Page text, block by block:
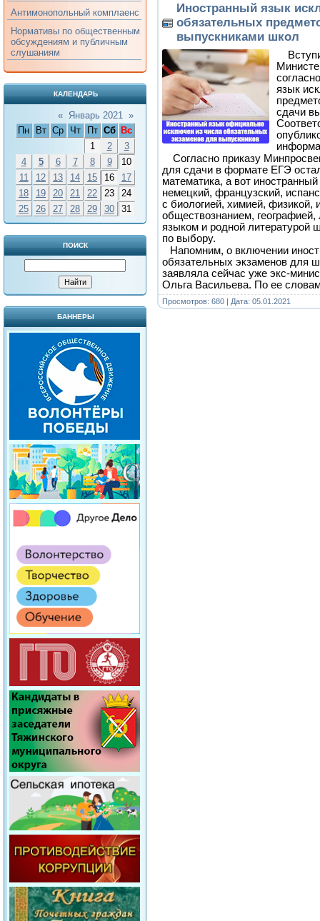
Антимонопольный комплаенс
Нормативы по общественным
обсуждениям и публичным
слушаниям
КАЛЕНДАРЬ
« Январь 2021 »
Пн
Вт Ср Чт Пт Сб
Вс
1
2
3
4
5 6 7 8 9
10
11
12 13 14 15 16
17
18
19 20 21 22 23
24
25
26 27 28 29 30 31
ПОИСК
БАННЕРЫ
Иностранный язык
обязательных
выпускниками школ
язык
сдачи
⠀ Согласно приказу
для сдачи в формате ЕГЭ
математика, а вот
немецкий, французский,
с биологией, химией, физикой,
обществознанием,
языком и родной литературой
по выбору.
⠀Напомним, о включении
обязательных экзаменов для
заявляла сейчас уже экс-
Ольга Васильева. По ее
Просмотров: 680 | Дата: 05.01.2021